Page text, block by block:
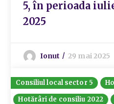
5, în perioada
2025
Ionut 29 mai 2025
Consiliul local sector 5
Hotărâri de consiliu 2022